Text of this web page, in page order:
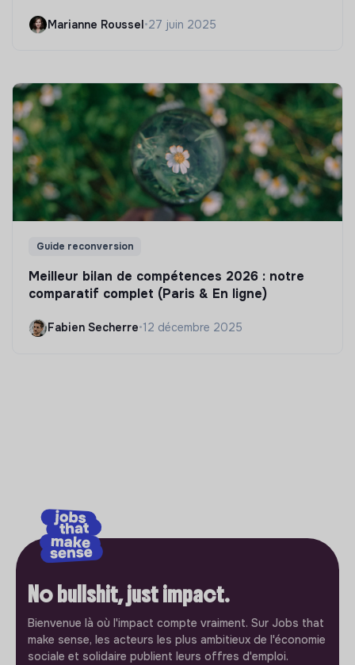
Marianne Roussel•27 juin 2025
Guide reconversion
Meilleur bilan de compétences 2026 : notre
comparatif complet (Paris & En ligne)
Fabien Secherre•12 décembre 2025
No bullshit, just impact.
Bienvenue là où l'impact compte vraiment. Sur Jobs that
make sense, les acteurs les plus ambitieux de l'économie
sociale et solidaire publient leurs offres d'emploi.